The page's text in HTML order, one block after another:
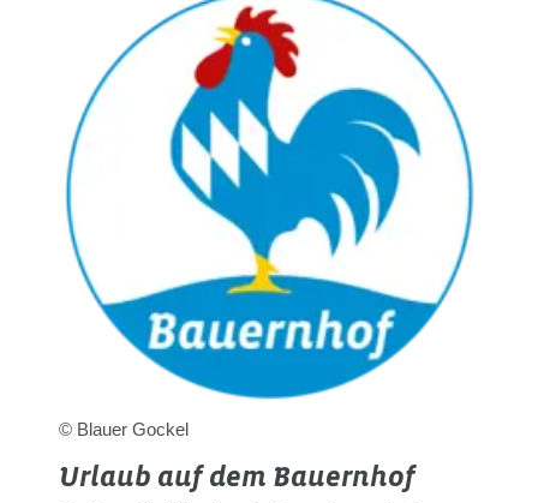
© Blauer Gockel
Urlaub auf dem Bauernhof